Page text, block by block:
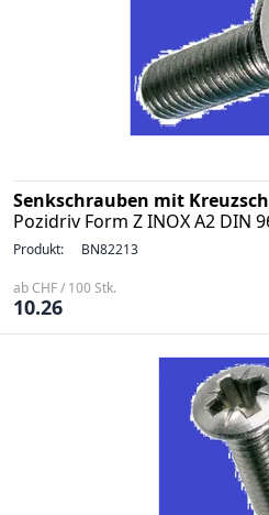
Senkschrauben mit
Pozidriv Form Z INOX A2 DIN
Produkt: BN82213
ab CHF / 100 Stk.
10.26